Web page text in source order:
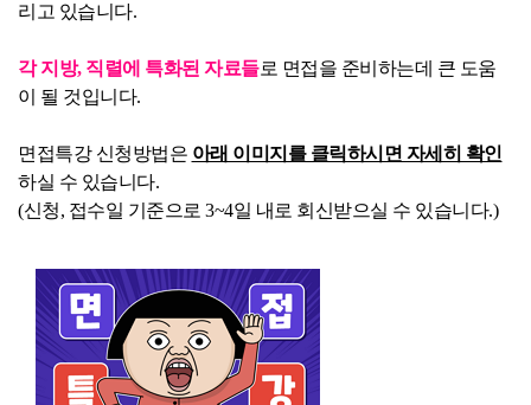
리고 있습니다.
각 지방, 직렬에 특화된 자료들로 면접을 준비하는데 큰 도움
이 될 것입니다.
면접특강 신청방법은 아래 이미지를 클릭하시면 자세히 확인
하실 수 있습니다.
(신청, 접수일 기준으로 3~4일 내로 회신받으실 수 있습니다.)